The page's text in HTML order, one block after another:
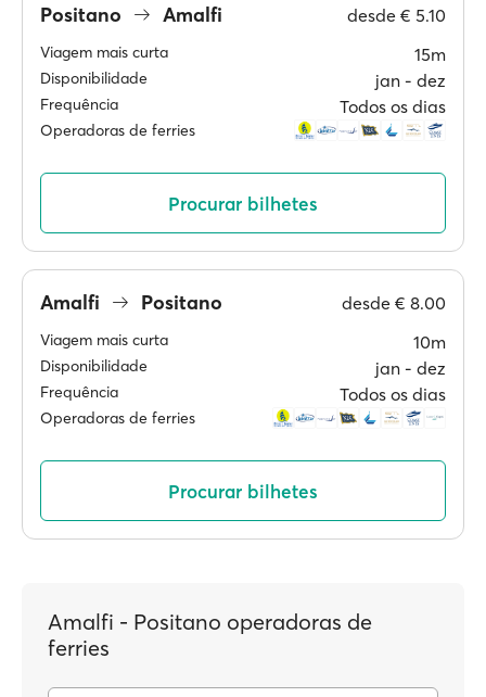
Positano Amalfi desde € 5.10
Viagem mais curta 15m
Disponibilidade jan ‐ dez
Frequência Todos os dias
Operadoras de ferries
Procurar bilhetes
Amalfi Positano desde € 8.00
Viagem mais curta 10m
Disponibilidade jan ‐ dez
Frequência Todos os dias
Operadoras de ferries
Procurar bilhetes
Amalfi - Positano operadoras de
ferries